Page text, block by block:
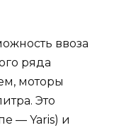
ввоза
ряда
моторы
Это
— Yaris) и